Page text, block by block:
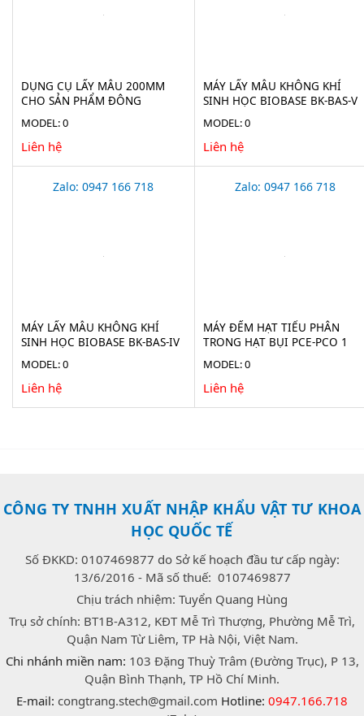
DỤNG CỤ LẤY MẪU 200MM
CHO SẢN PHẨM ĐÔNG
5323-2010
MODEL: 0
Liên hệ
MÁY LẤY MẪU KHÔNG KHÍ
SINH HỌC BIOBASE BK-BAS-V
MODEL: 0
Liên hệ
Zalo: 0947 166 718
MÁY LẤY MẪU KHÔNG KHÍ
SINH HỌC BIOBASE BK-BAS-IV
MODEL: 0
Liên hệ
Zalo: 0947 166 718
MÁY ĐẾM HẠT TIỂU PHÂN
TRONG HẠT BỤI PCE-PCO 1
MODEL: 0
Liên hệ
CÔNG TY TNHH XUẤT NHẬP KHẨU VẬT TƯ KHOA
HỌC QUỐC TẾ
Số ĐKKD: 0107469877 do Sở kế hoạch đầu tư cấp ngày:
13/6/2016 - Mã số thuế: 0107469877
Chịu trách nhiệm: Tuyển Quang Hùng
Trụ sở chính: BT1B-A312, KĐT Mễ Trì Thượng, Phường Mễ Trì,
Quận Nam Từ Liêm, TP Hà Nội, Việt Nam.
Chi nhánh miền nam: 103 Đặng Thuỳ Trâm (Đường Trục), P 13,
Quận Bình Thạnh, TP Hồ Chí Minh.
E-mail: congtrang.stech@gmail.com Hotline: 0947.166.718